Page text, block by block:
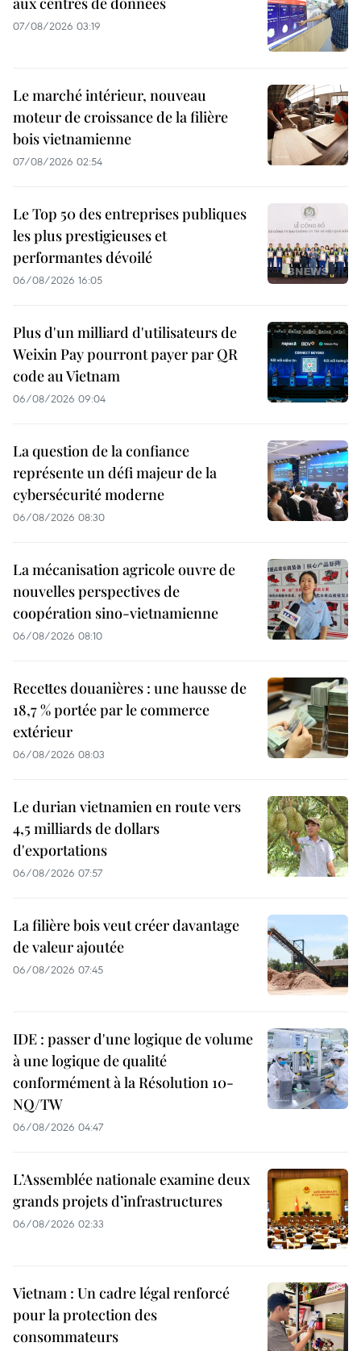
07/08/2026 03:19
Le marché intérieur, nouveau
moteur de croissance de la filière
bois vietnamienne
07/08/2026 02:54
Le Top 50 des entreprises publiques
les plus prestigieuses et
performantes dévoilé
06/08/2026 16:05
Plus d'un milliard d'utilisateurs de
Weixin Pay pourront payer par QR
code au Vietnam
06/08/2026 09:04
La question de la confiance
représente un défi majeur de la
cybersécurité moderne
06/08/2026 08:30
La mécanisation agricole ouvre de
nouvelles perspectives de
coopération sino-vietnamienne
06/08/2026 08:10
Recettes douanières : une hausse de
18,7 % portée par le commerce
extérieur
06/08/2026 08:03
Le durian vietnamien en route vers
4,5 milliards de dollars
d'exportations
06/08/2026 07:57
La filière bois veut créer davantage
de valeur ajoutée
06/08/2026 07:45
IDE : passer d'une logique de volume
à une logique de qualité
conformément à la Résolution 10-
NQ/TW
06/08/2026 04:47
L’Assemblée nationale examine deux
grands projets d’infrastructures
06/08/2026 02:33
Vietnam : Un cadre légal renforcé
pour la protection des
consommateurs